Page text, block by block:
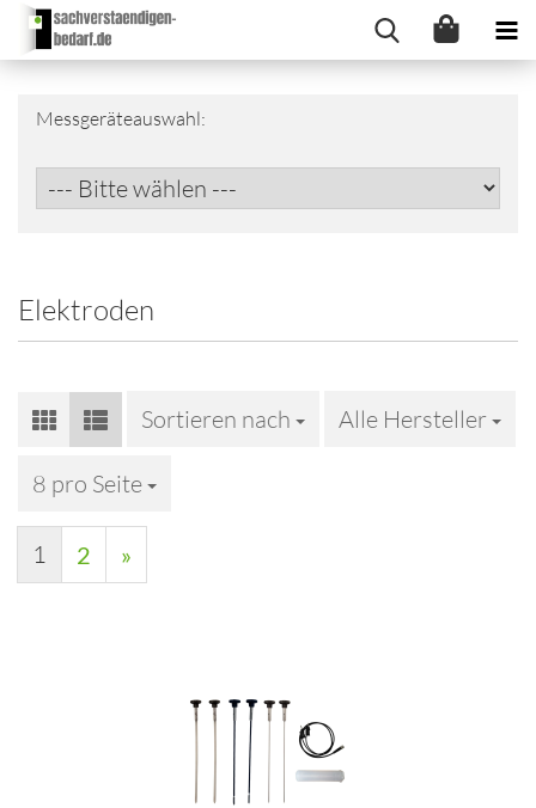
Messgeräteauswahl:
Elektroden
Sortieren nach
Sortieren nach Alle Hersteller
8 pro Seite
pro Seite
1 2 »